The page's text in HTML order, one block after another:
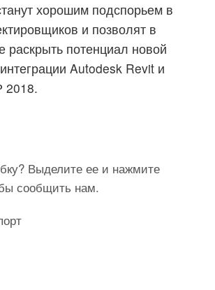
хорошим подспорьем в
и позволят в
раскрыть потенциал новой
Autodesk Revit и
Выделите ее и нажмите
сообщить нам.